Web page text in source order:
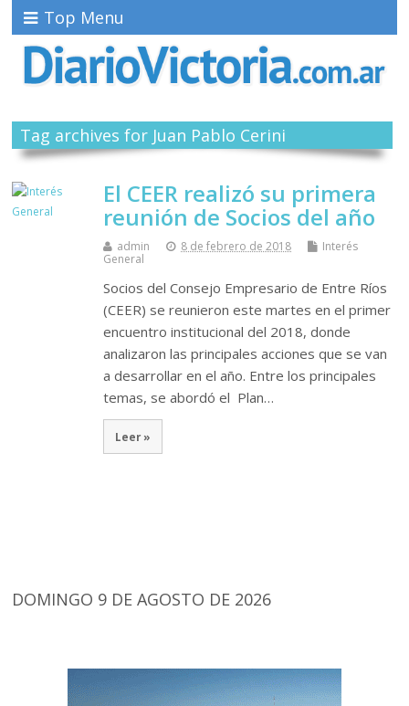
Top Menu
Tag archives for Juan Pablo Cerini
El CEER realizó su primera
reunión de Socios del año
admin 8 de febrero de 2018
Interés
General
Socios del Consejo Empresario de Entre Ríos
(CEER) se reunieron este martes en el primer
encuentro institucional del 2018, donde
analizaron las principales acciones que se van
a desarrollar en el año. Entre los principales
temas, se abordó el Plan…
Leer »
DOMINGO 9 DE AGOSTO DE 2026